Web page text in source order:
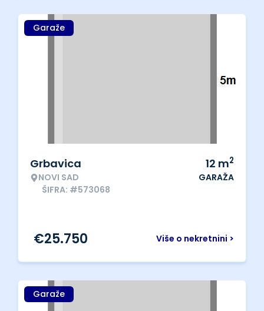
Garaže
Grbavica
NOVI SAD
ŠIFRA: #573068
12 m2
GARAŽA
Više o nekretnini >
€25.750
Garaže